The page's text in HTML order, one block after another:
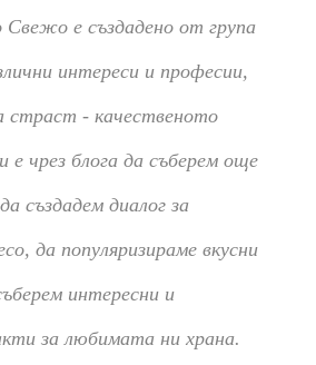
е създадено от група
интереси и професии,
страст - качественото
е чрез блога да съберем още
създадем диалог за
да популяризираме вкусни
интересни и
за любимата ни храна.